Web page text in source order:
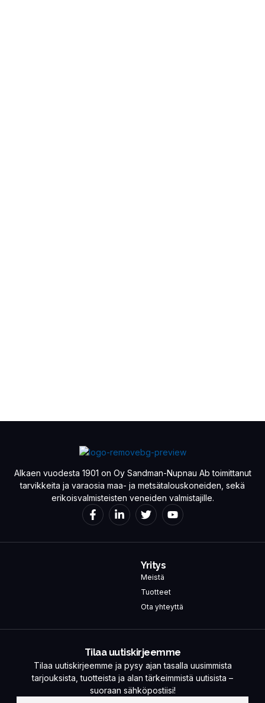
Alkaen vuodesta 1901 on Oy Sandman-Nupnau Ab toimittanut
tarvikkeita ja varaosia maa- ja metsätalouskoneiden, sekä
erikoisvalmisteisten veneiden valmistajille.
Yritys
Meistä
Tuotteet
Ota yhteyttä
Tilaa uutiskirjeemme
Tilaa uutiskirjeemme ja pysy ajan tasalla uusimmista
tarjouksista, tuotteista ja alan tärkeimmistä uutisista –
suoraan sähköpostiisi!